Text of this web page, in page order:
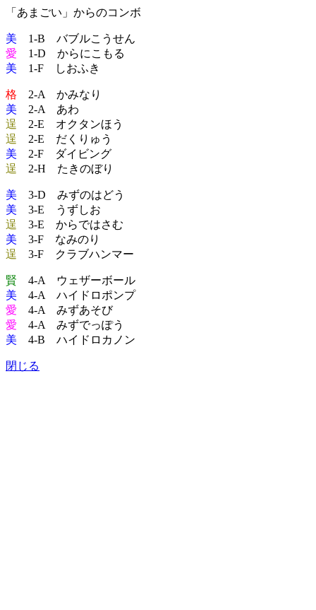
「あまごい」からのコンボ
美 1-B バブルこうせん
愛 1-D からにこもる
美 1-F しおふき
格 2-A かみなり
美 2-A あわ
逞 2-E オクタンほう
逞 2-E だくりゅう
美 2-F ダイビング
逞 2-H たきのぼり
美 3-D みずのはどう
美 3-E うずしお
逞 3-E からではさむ
美 3-F なみのり
逞 3-F クラブハンマー
賢 4-A ウェザーボール
美 4-A ハイドロポンプ
愛 4-A みずあそび
愛 4-A みずでっぽう
美 4-B ハイドロカノン
閉じる